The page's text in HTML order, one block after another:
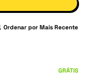
Ordenar por Mais Recente
GRÁTIS